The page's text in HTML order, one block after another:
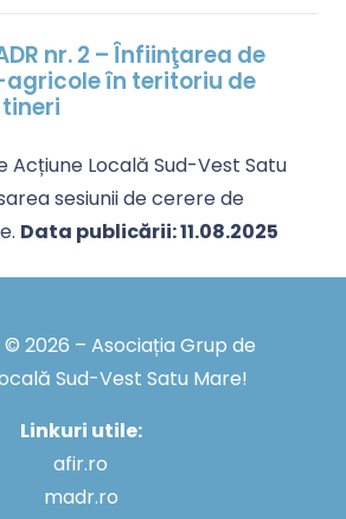
nr. 2 – Înfiinţarea de
în teritoriu de
Acțiune Locală Sud-Vest Satu
sesiunii de cerere de
Data publicării: 11.08.2025
2026 – Asociația Grup de
Sud-Vest Satu Mare!
Linkuri utile:
afir.ro
madr.ro